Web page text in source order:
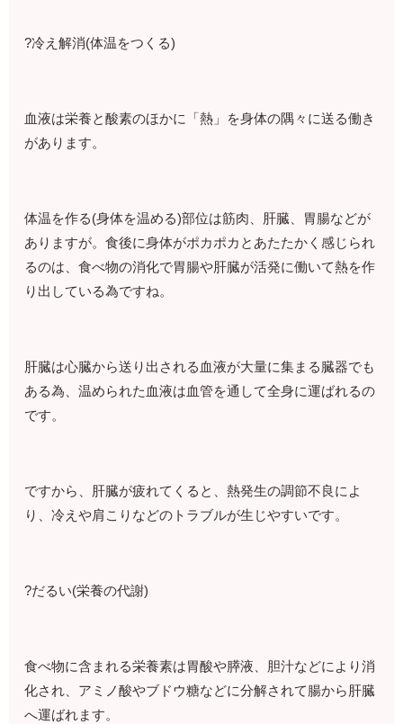
?冷え解消(体温をつくる)
血液は栄養と酸素のほかに「熱」を身体の隅々に送る働き
があります。
体温を作る(身体を温める)部位は筋肉、肝臓、胃腸などが
ありますが。食後に身体がポカポカとあたたかく感じられ
るのは、食べ物の消化で胃腸や肝臓が活発に働いて熱を作
り出している為ですね。
肝臓は心臓から送り出される血液が大量に集まる臓器でも
ある為、温められた血液は血管を通して全身に運ばれるの
です。
ですから、肝臓が疲れてくると、熱発生の調節不良によ
り、冷えや肩こりなどのトラブルが生じやすいです。
?だるい(栄養の代謝)
食べ物に含まれる栄養素は胃酸や膵液、胆汁などにより消
化され、アミノ酸やブドウ糖などに分解されて腸から肝臓
へ運ばれます。